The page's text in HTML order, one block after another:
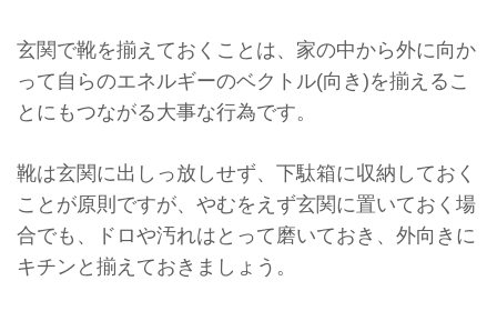
玄関で靴を揃えておくことは、 家の中から外に向か
って自らのエネルギーのベクトル(向き)を揃えるこ
とにもつながる大事な行為です。
靴は玄関に出しっ放しせず、 下駄箱に収納しておく
ことが原則ですが、 やむをえず玄関に置いておく場
合でも、
ドロや汚れはとって磨いておき、 外向きに
キチンと揃えておきましょう。